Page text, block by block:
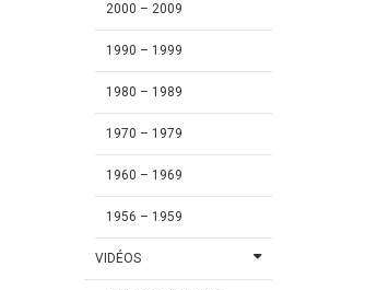
2000 – 2009
1990 – 1999
1980 – 1989
1970 – 1979
1960 – 1969
1956 – 1959
VIDÉOS